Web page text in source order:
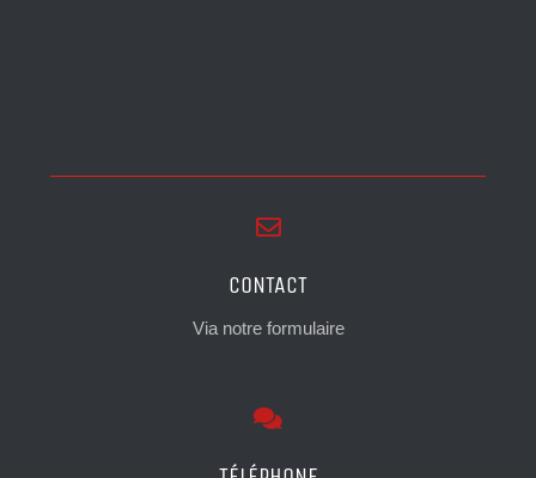
CONTACT
Via notre formulaire